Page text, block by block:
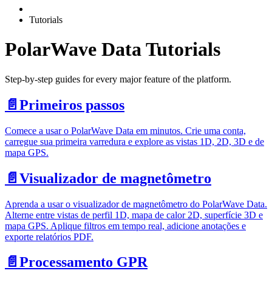
Tutorials
PolarWave Data Tutorials
Step-by-step guides for every major feature of the platform.
📄️ Primeiros passos
Comece a usar o PolarWave Data em minutos. Crie uma conta,
carregue sua primeira varredura e explore as vistas 1D, 2D, 3D e de
mapa GPS.
📄️ Visualizador de magnetômetro
Aprenda a usar o visualizador de magnetômetro do PolarWave Data.
Alterne entre vistas de perfil 1D, mapa de calor 2D, superfície 3D e
mapa GPS. Aplique filtros em tempo real, adicione anotações e
exporte relatórios PDF.
📄️ Processamento GPR